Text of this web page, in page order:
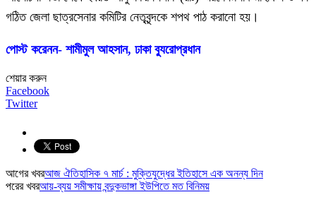
গঠিত জেলা ছাত্রসেনার কমিটির নেতৃবৃন্দকে শপথ পাঠ করানো হয়।
পোস্ট করেনন- শামীমুল আহসান, ঢাকা ব্যুরোপ্রধান
শেয়ার করুন
Facebook
Twitter
আগের খবরআজ ঐতিহাসিক ৭ মার্চ : মুক্তিযুদ্ধের ইতিহাসে এক অনন্য দিন
পরের খবরআয়-ব্যয় সমীক্ষায় বন্দুকভাঙ্গা ইউপিতে মত বিনিময়